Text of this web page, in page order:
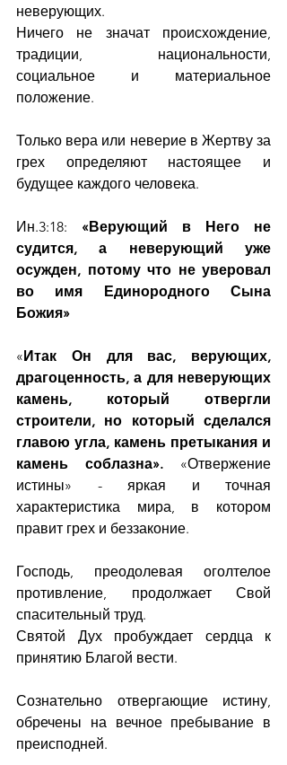
неверующих.
Ничего не значат происхождение,
традиции, национальности,
социальное и материальное
положение.
Только вера или неверие в Жертву за
грех определяют настоящее и
будущее каждого человека.
Ин.3:18: «Верующий в Него не
судится, а неверующий уже
осужден, потому что не уверовал
во имя Единородного Сына
Божия»
«Итак Он для вас, верующих,
драгоценность, а для неверующих
камень, который отвергли
строители, но который сделался
главою угла, камень претыкания и
камень соблазна». «Отвержение
истины» - яркая и точная
характеристика мира, в котором
правит грех и беззаконие.
Господь, преодолевая оголтелое
противление, продолжает Свой
спасительный труд.
Святой Дух пробуждает сердца к
принятию Благой вести.
Сознательно отвергающие истину,
обречены на вечное пребывание в
преисподней.